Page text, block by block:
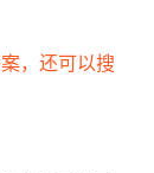
，还可以搜